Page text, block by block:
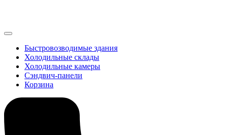
Быстровозводимые здания
Холодильные склады
Холодильные камеры
Сэндвич-панели
Корзина